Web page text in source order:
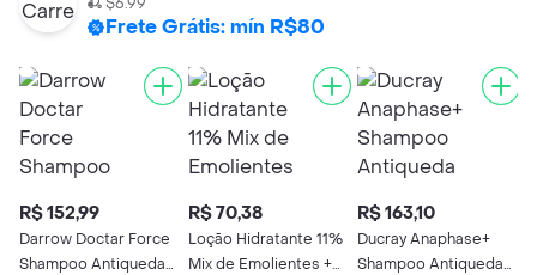
Frete Grátis: mín R$80
R$ 152,99
Darrow Doctar Force
Shampoo Antiqueda
R$ 70,38
Loção Hidratante 11%
Mix de Emolientes +
R$ 163,10
Ducray Anaphase+
Shampoo Antiqueda